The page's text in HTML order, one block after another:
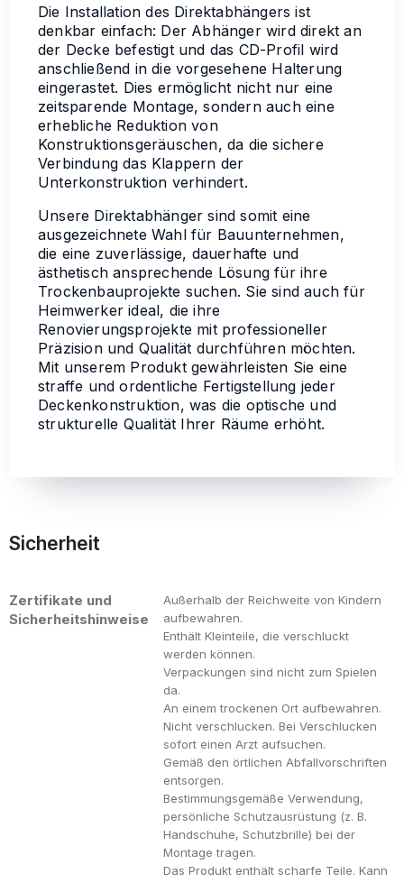
Die Installation des Direktabhängers ist
denkbar einfach: Der Abhänger wird direkt an
der Decke befestigt und das CD-Profil wird
anschließend in die vorgesehene Halterung
eingerastet. Dies ermöglicht nicht nur eine
zeitsparende Montage, sondern auch eine
erhebliche Reduktion von
Konstruktionsgeräuschen, da die sichere
Verbindung das Klappern der
Unterkonstruktion verhindert.
Unsere Direktabhänger sind somit eine
ausgezeichnete Wahl für Bauunternehmen,
die eine zuverlässige, dauerhafte und
ästhetisch ansprechende Lösung für ihre
Trockenbauprojekte suchen. Sie sind auch für
Heimwerker ideal, die ihre
Renovierungsprojekte mit professioneller
Präzision und Qualität durchführen möchten.
Mit unserem Produkt gewährleisten Sie eine
straffe und ordentliche Fertigstellung jeder
Deckenkonstruktion, was die optische und
strukturelle Qualität Ihrer Räume erhöht.
Sicherheit
Zertifikate und
Sicherheitshinweise
Außerhalb der Reichweite von Kindern
aufbewahren.
Enthält Kleinteile, die verschluckt
werden können.
Verpackungen sind nicht zum Spielen
da.
An einem trockenen Ort aufbewahren.
Nicht verschlucken. Bei Verschlucken
sofort einen Arzt aufsuchen.
Gemäß den örtlichen Abfallvorschriften
entsorgen.
Bestimmungsgemäße Verwendung,
persönliche Schutzausrüstung (z. B.
Handschuhe, Schutzbrille) bei der
Montage tragen.
Das Produkt enthält scharfe Teile. Kann